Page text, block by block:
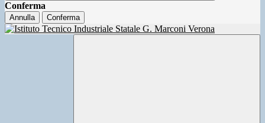
Conferma
Annulla Conferma